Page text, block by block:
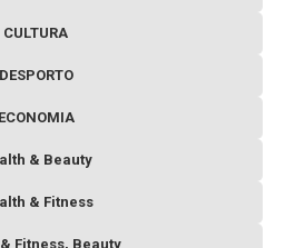
CULTURA
DESPORTO
ECONOMIA
& Beauty
& Fitness
Fitness, Beauty